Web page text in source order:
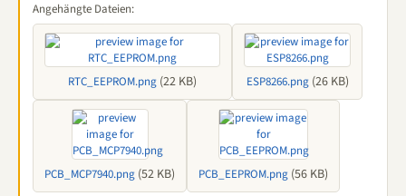
Angehängte Dateien:
RTC_EEPROM.png (22 KB) ESP8266.png(26 KB)
PCB_MCP7940.png (52 KB) PCB_EEPROM.png (56 KB)